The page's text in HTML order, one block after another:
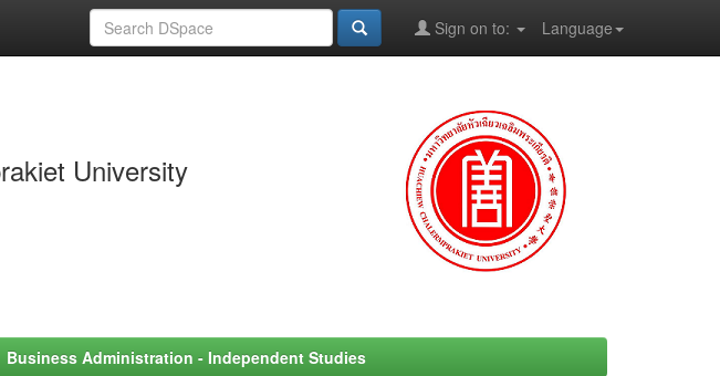
Language
Sign on to:
University
Business Administration - Independent Studies